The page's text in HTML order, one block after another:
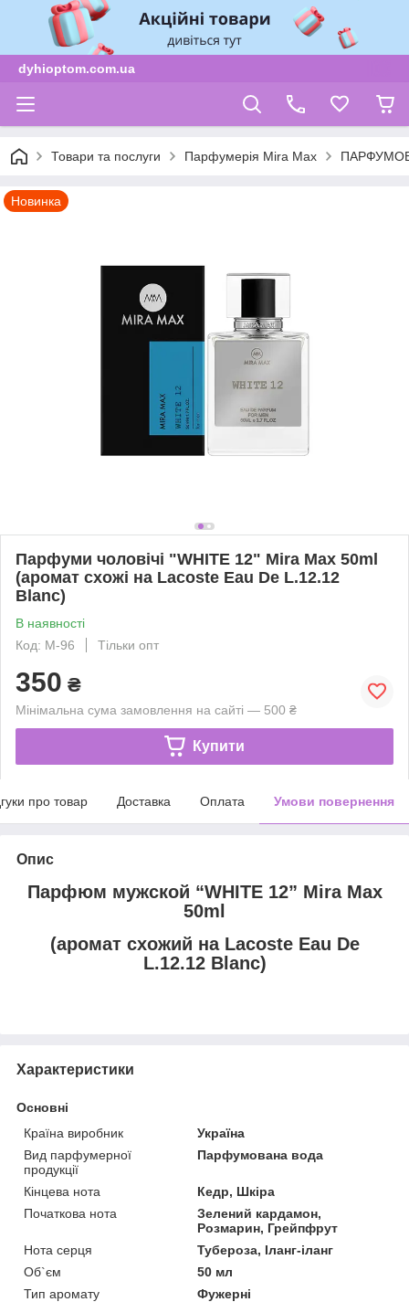
dyhioptom.com.ua
Товари та послуги Парфумерія Mira Max
Новинка
Парфуми чоловічі "WHITE 12" Mira Max 50ml
(аромат схожі на Lacoste Eau De L.12.12
Blanc)
В наявності
Код: М-96
Тільки опт
350 ₴
Мінімальна сума замовлення на сайті — 500 ₴
Купити
про товар Доставка Оплата Умови повернення
Опис
Парфюм мужской “WHITE 12” Mira Max
50ml
(аромат схожий на Lacoste Eau De
L.12.12 Blanc)
Характеристики
Основні
Країна виробник
Україна
Вид парфумерної
продукції
Парфумована вода
Кінцева нота
Кедр, Шкіра
Початкова нота
Зелений кардамон,
Розмарин, Грейпфрут
Нота серця
Тубероза, Іланг-іланг
Об`єм
50 мл
Тип аромату
Фужерні